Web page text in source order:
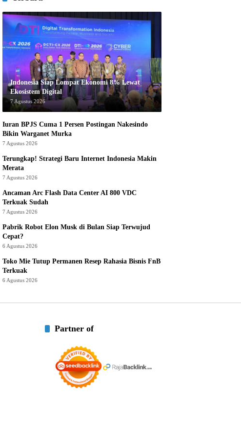
Indonesia Siap Lompat Ekonomi 8% Lewat
Ekosistem Digital
7 Agustus 2026
Iuran BPJS Cuma 1 Persen Postingan Nakesindo
Bikin Warganet Murka
7 Agustus 2026
Terungkap! Strategi Baru Internet Indonesia Makin
Merata
7 Agustus 2026
Ancaman Arc Flash Data Center AI 800 VDC
Terkuak Sudah
7 Agustus 2026
Pabrik Robot Elon Musk di Bulan Siap Terwujud
Cepat?
6 Agustus 2026
Toko Mie Tutup Permanen Resep Rahasia Bisnis FnB
Terkuak
6 Agustus 2026
Partner of